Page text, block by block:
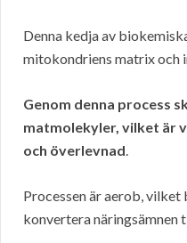
Denna kedja av
mitokondriens matrix och
Genom denna process
matmolekyler, vilket är
och överlevnad.
Processen är aerob,
konvertera näringsämnen